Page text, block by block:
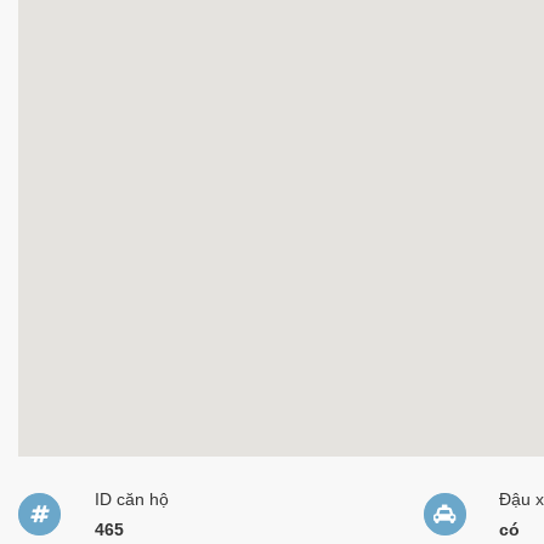
ID căn hộ
465
Đậu
có